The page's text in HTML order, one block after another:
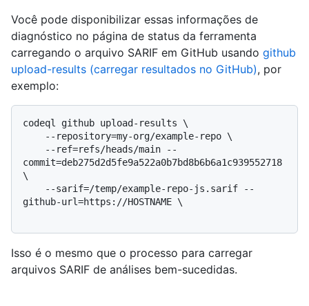
Você pode disponibilizar essas informações de
diagnóstico no página de status da ferramenta
carregando o arquivo SARIF em GitHub usando github
upload-results (carregar resultados no GitHub), por
exemplo:
codeql github upload-results \
commit=deb275d2d5fe9a522a0b7bd8b6b6a1c939552718
\
github-url=https://HOSTNAME \
Isso é o mesmo que o processo para carregar
arquivos SARIF de análises bem-sucedidas.